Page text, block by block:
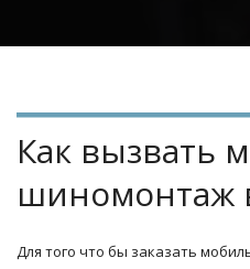
Как вызвать
шиномонтаж
Для того что бы заказать